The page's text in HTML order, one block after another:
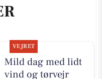
VEJRET
Mild dag med lidt
vind og tørvejr